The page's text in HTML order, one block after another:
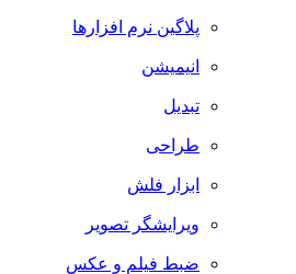
پلاگین نرم افزارها
انیمیشن
تبدیل
طراحی
ابزار فلش
ویرایشگر تصویر
ضبط فيلم و عكس